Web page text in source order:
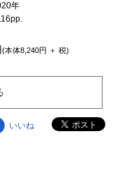
年
(本体8,240円 ＋ 税)
いいね